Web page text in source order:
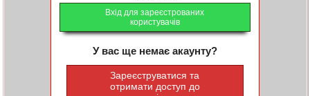
Вхід для зареєстрованих
користувачів
У вас ще немає акаунту?
Зареєструватися та
отримати доступ до